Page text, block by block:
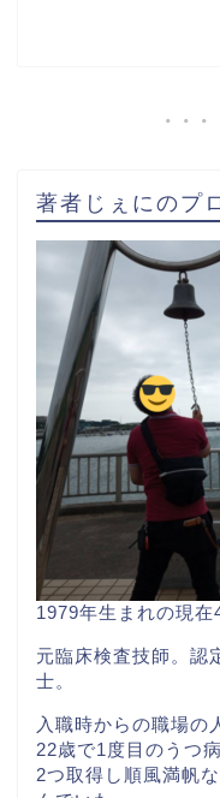
著者じぇにのプ
1979年生まれの現在
元臨床検査技師。認
士。
入職時からの職場の
22歳で1度目のうつ
2つ取得し順風満帆